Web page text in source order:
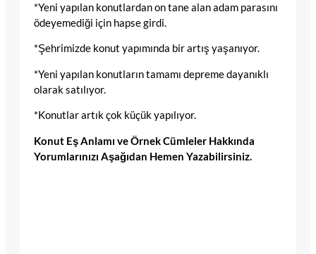
*Yeni yapılan konutlardan on tane alan adam parasını
ödeyemediği için hapse girdi.
*Şehrimizde konut yapımında bir artış yaşanıyor.
*Yeni yapılan konutların tamamı depreme dayanıklı
olarak satılıyor.
*Konutlar artık çok küçük yapılıyor.
Konut Eş Anlamı ve Örnek Cümleler Hakkında
Yorumlarınızı Aşağıdan Hemen Yazabilirsiniz.